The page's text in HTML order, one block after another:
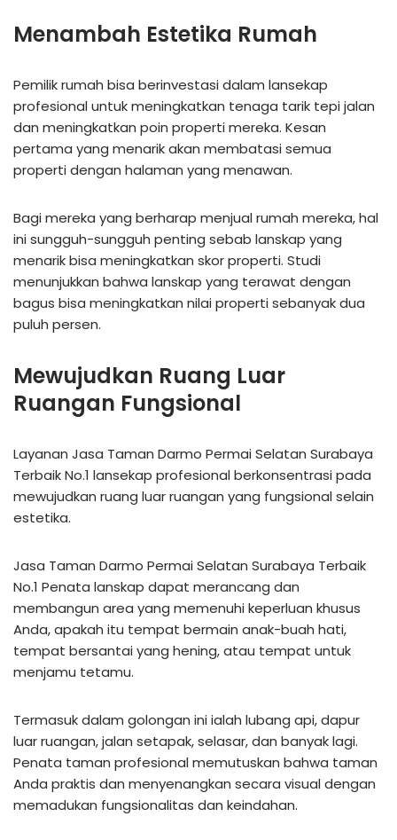
Menambah Estetika Rumah
Pemilik rumah bisa berinvestasi dalam lansekap
profesional untuk meningkatkan tenaga tarik tepi jalan
dan meningkatkan poin properti mereka. Kesan
pertama yang menarik akan membatasi semua
properti dengan halaman yang menawan.
Bagi mereka yang berharap menjual rumah mereka, hal
ini sungguh-sungguh penting sebab lanskap yang
menarik bisa meningkatkan skor properti. Studi
menunjukkan bahwa lanskap yang terawat dengan
bagus bisa meningkatkan nilai properti sebanyak dua
puluh persen.
Mewujudkan Ruang Luar
Ruangan Fungsional
Layanan Jasa Taman Darmo Permai Selatan Surabaya
Terbaik No.1 lansekap profesional berkonsentrasi pada
mewujudkan ruang luar ruangan yang fungsional selain
estetika.
Jasa Taman Darmo Permai Selatan Surabaya Terbaik
No.1 Penata lanskap dapat merancang dan
membangun area yang memenuhi keperluan khusus
Anda, apakah itu tempat bermain anak-buah hati,
tempat bersantai yang hening, atau tempat untuk
menjamu tetamu.
Termasuk dalam golongan ini ialah lubang api, dapur
luar ruangan, jalan setapak, selasar, dan banyak lagi.
Penata taman profesional memutuskan bahwa taman
Anda praktis dan menyenangkan secara visual dengan
memadukan fungsionalitas dan keindahan.